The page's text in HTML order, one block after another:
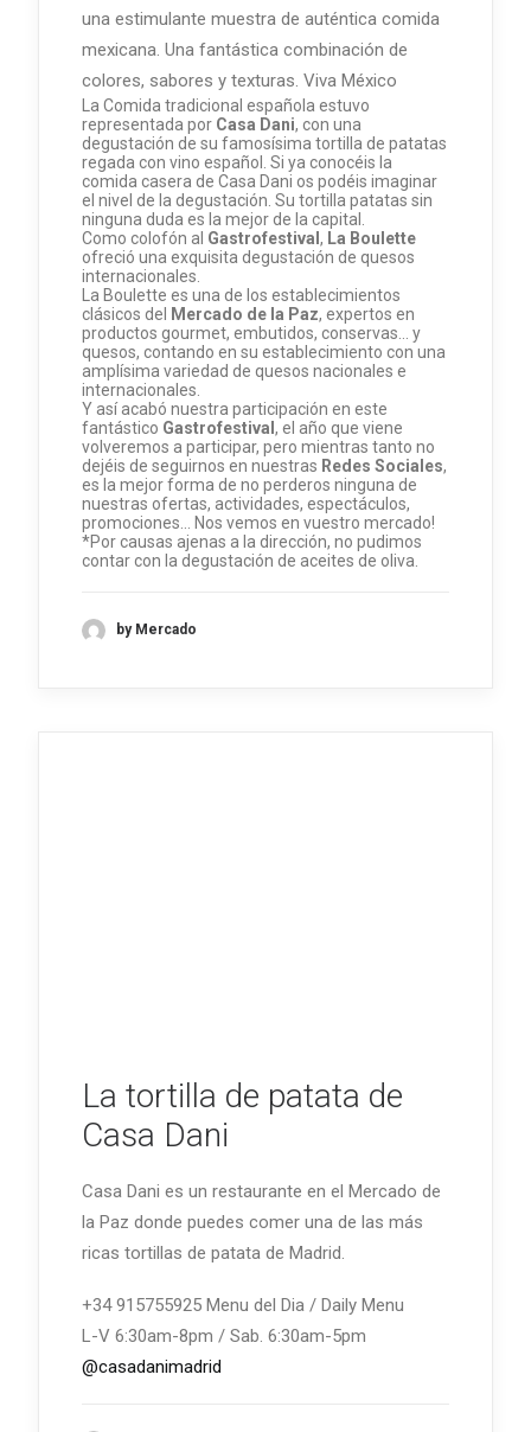
una estimulante muestra de auténtica comida
mexicana. Una fantástica combinación de
colores, sabores y texturas. Viva México
La Comida tradicional española estuvo
representada por Casa Dani, con una
degustación de su famosísima tortilla de patatas
regada con vino español. Si ya conocéis la
comida casera de Casa Dani os podéis imaginar
el nivel de la degustación. Su tortilla patatas sin
ninguna duda es la mejor de la capital.
Como colofón al Gastrofestival , La Boulette
ofreció una exquisita degustación de quesos
internacionales.
La Boulette es una de los establecimientos
clásicos del
Mercado de la Paz, expertos en
productos gourmet, embutidos, conservas... y
quesos, contando en su establecimiento con una
amplísima variedad de quesos nacionales e
internacionales.
Y así acabó nuestra participación en este
fantástico Gastrofestival , el año que viene
volveremos a participar, pero mientras tanto no
dejéis de seguirnos en nuestras Redes Sociales,
es la mejor forma de no perderos ninguna de
nuestras ofertas, actividades, espectáculos,
promociones... Nos vemos en vuestro mercado!
*Por causas ajenas a la dirección, no pudimos
contar con la degustación de aceites de oliva.
by Mercado
La tortilla de patata de
Casa Dani
Casa Dani es un restaurante en el Mercado de
la Paz donde puedes comer una de las más
ricas tortillas de patata de Madrid.
+34 915755925 Menu del Dia / Daily Menu
L-V 6:30am-8pm / Sab. 6:30am-5pm
@casadanimadrid